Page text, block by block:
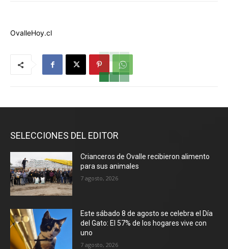
OvalleHoy.cl
SELECCIONES DEL EDITOR
Crianceros de Ovalle recibieron alimento
para sus animales
7 agosto, 2026
Este sábado 8 de agosto se celebra el Día
del Gato: El 57% de los hogares vive con
uno
7 agosto, 2026